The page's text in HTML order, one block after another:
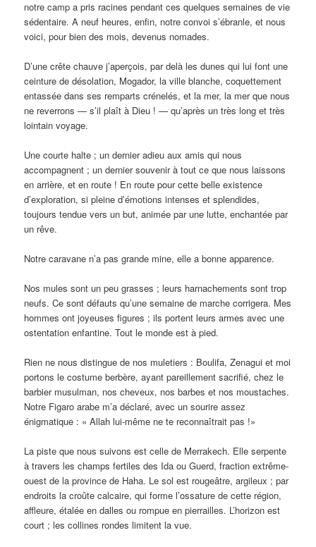
notre camp a pris racines pendant ces quelques semaines de vie
sédentaire. A neuf heures, enfin, notre convoi s’ébranle, et nous
voici, pour bien des mois, devenus nomades.
D’une crête chauve j’aperçois, par delà les dunes qui lui font une
ceinture de désolation, Mogador, la ville blanche, coquettement
entassée dans ses remparts crénelés, et la mer, la mer que nous
ne reverrons — s’il plaît à Dieu ! — qu’après un très long et très
lointain voyage.
Une courte halte ; un dernier adieu aux amis qui nous
accompagnent ; un dernier souvenir à tout ce que nous laissons
en arrière, et en route ! En route pour cette belle existence
d’exploration, si pleine d’émotions intenses et splendides,
toujours tendue vers un but, animée par une lutte, enchantée par
un rêve.
Notre caravane n’a pas grande mine, elle a bonne apparence.
Nos mules sont un peu grasses ; leurs harnachements sont trop
neufs. Ce sont défauts qu’une semaine de marche corrigera. Mes
hommes ont joyeuses figures ; ils portent leurs armes avec une
ostentation enfantine. Tout le monde est à pied.
Rien ne nous distingue de nos muletiers : Boulifa, Zenagui et moi
portons le costume berbère, ayant pareillement sacrifié, chez le
barbier musulman, nos cheveux, nos barbes et nos moustaches.
Notre Figaro arabe m’a déclaré, avec un sourire assez
énigmatique : « Allah lui-même ne te reconnaîtrait pas !»
La piste que nous suivons est celle de Merrakech. Elle serpente
à travers les champs fertiles des Ida ou Guerd, fraction extrême-
ouest de la province de Haha. Le sol est rougeâtre, argileux ; par
endroits la croûte calcaire, qui forme l’ossature de cette région,
affleure, étalée en dalles ou rompue en pierrailles. L’horizon est
court ; les collines rondes limitent la vue.